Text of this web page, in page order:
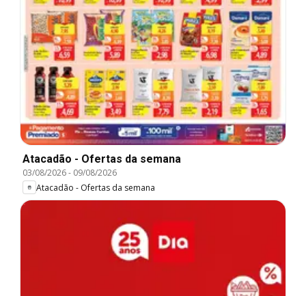
Atacadão - Ofertas da semana
03/08/2026- 09/08/2026
Atacadão - Ofertas da semana